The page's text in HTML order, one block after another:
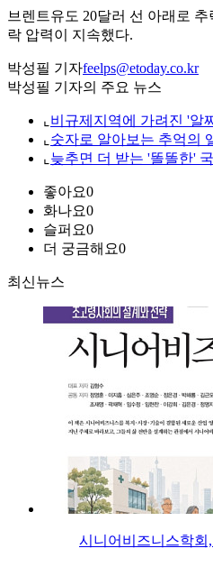
브렌트유도 20달러 선 아래로
락 압력이 지속했다.
박성필 기자feelps@etoday.co.kr
박성필 기자의 주요 뉴스
⌞ 비규제지역에 가려진 '알
⌞ 숫자로 알아보는 추억의
⌞ 늦추면 더 받는 '똘똘한'
좋아요0
화나요0
슬퍼요0
더 궁금해요0
최신뉴스
시니어비즈니스학회